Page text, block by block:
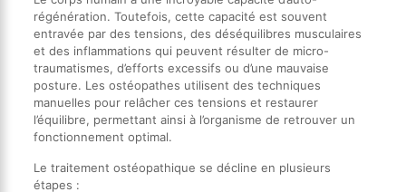
régénération. Toutefois, cette capacité est souvent
entravée par des tensions, des déséquilibres musculaires
et des inflammations qui peuvent résulter de micro-
traumatismes, d’efforts excessifs ou d’une mauvaise
posture. Les ostéopathes utilisent des techniques
manuelles pour relâcher ces tensions et restaurer
l’équilibre, permettant ainsi à l’organisme de retrouver un
fonctionnement optimal.
Le traitement ostéopathique se décline en plusieurs
étapes :